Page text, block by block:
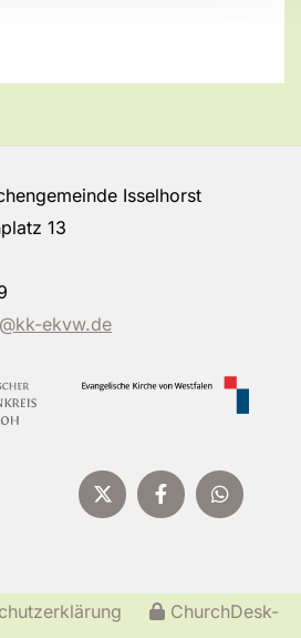
Isselhorst
13
ekvw.de
ChurchDesk-